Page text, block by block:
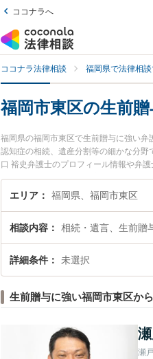
ココナラへ
ココナラ法律相談 福岡県で法律相
福岡市東区の生前
福岡県の福岡市東区で生前贈与に強い
認知症の相続、遺産分割等の細かな分
口 裕史弁護士のプロフィール情報や弁
前贈与のトラブル解決の実績豊富な近
におすすめです。
エリア 福岡県、福岡市東区
相談内容 相続・遺言、生前贈
詳細条件 未選択
生前贈与に強い福岡市東区か
瀬